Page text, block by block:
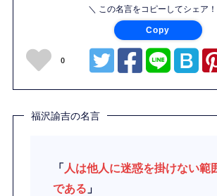
＼ この名言をコピーしてシェア
Copy
0
福沢諭吉の名言
「 人は他人に迷惑を掛けない範
である 」